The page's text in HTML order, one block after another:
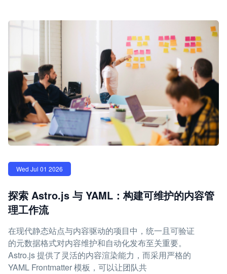
Wed Jul 01 2026
探索 Astro.js 与 YAML：构建可维护的内容管
理工作流
在现代静态站点与内容驱动的项目中，统一且可验证
的元数据格式对内容维护和自动化发布至关重要。
Astro.js 提供了灵活的内容渲染能力，而采用严格的
YAML Frontmatter 模板，可以让团队共